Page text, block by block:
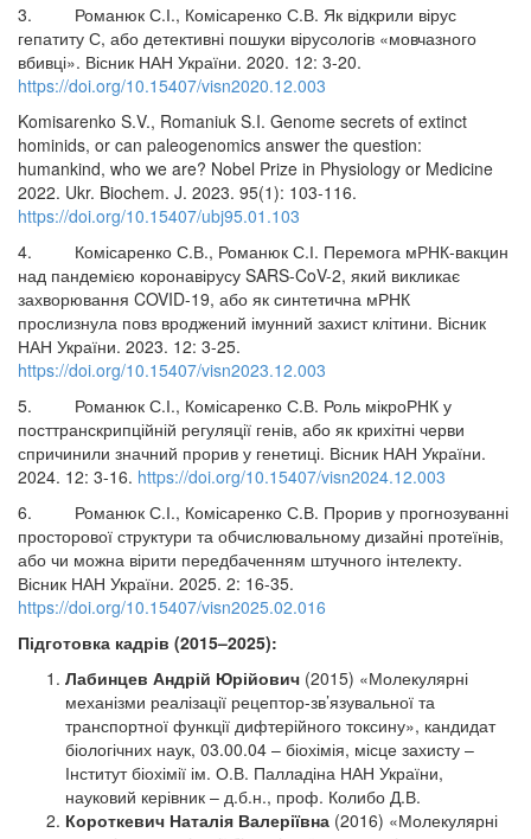
3. Романюк С.І., Комісаренко С.В. Як відкрили вірус
гепатиту С, або детективні пошуки вірусологів «мовчазного
вбивці». Вісник НАН України. 2020. 12: 3-20.
https://doi.org/10.15407/visn2020.12.003
Komisarenko S.V., Romaniuk S.I. Genome secrets of extinct
hominids, or can paleogenomics answer the question:
humankind, who we are? Nobel Prize in Physiology or Medicine
2022. Ukr. Biochem. J. 2023. 95(1): 103-116.
https://doi.org/10.15407/ubj95.01.103
4. Комісаренко С.В., Романюк С.І. Перемога мРНК-вакцин
над пандемією коронавірусу SARS-CoV-2, який викликає
захворювання COVID-19, або як синтетична мРНК
прослизнула повз вроджений імунний захист клітини. Вісник
НАН України. 2023. 12: 3-25.
https://doi.org/10.15407/visn2023.12.003
5. Романюк С.І., Комісаренко С.В. Роль мікроРНК у
посттранскрипційній регуляції генів, або як крихітні черви
спричинили значний прорив у генетиці. Вісник НАН України.
2024. 12: 3-16. https://doi.org/10.15407/visn2024.12.003
6. Романюк С.І., Комісаренко С.В. Прорив у прогнозуванні
просторової структури та обчислювальному дизайні протеїнів,
або чи можна вірити передбаченням штучного інтелекту.
Вісник НАН України. 2025. 2: 16-35.
https://doi.org/10.15407/visn2025.02.016
Підготовка кадрів (2015–2025):
Лабинцев Андрій Юрійович (2015) «Молекулярні
механізми реалізації рецептор-зв’язувальної та
транспортної функції дифтерійного токсину», кандидат
біологічних наук, 03.00.04 – біохімія, місце захисту –
Інститут біохімії ім. О.В. Палладіна НАН України,
науковий керівник – д.б.н., проф. Колибо Д.В.
Короткевич Наталія Валеріївна (2016) «Молекулярні